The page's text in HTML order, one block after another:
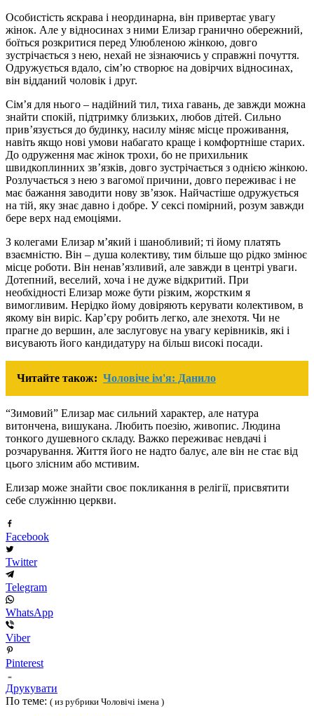
Особистість яскрава і неординарна, він привертає увагу
жінок. Але у відносинах з ними Елизар гранично обережний,
боїться розкритися перед Улюбленою жінкою, довго
зустрічається з нею, нехай не зізнаючись у справжні почуття.
Одружується вдало, сім’ю створює на довірчих відносинах,
він відданий чоловік і друг.
Сім’я для нього – надійний тил, тиха гавань, де завжди можна
знайти спокій, підтримку близьких, любов дітей. Сильно
прив’язується до будинку, насилу міняє місце проживання,
навіть якщо нові умови набагато краще і комфортніше старих.
До одруження має жінок трохи, бо не прихильник
швидкоплинних зв’язків, довго зустрічається з однією жінкою.
Розлучається з нею з вагомої причини, довго переживає і не
має бажання заводити нову зв’язок. Найчастіше одружується
на тій, яку знає давно і добре. У сексі помірний, розум завжди
бере верх над емоціями.
З колегами Елизар м’який і шанобливий; ті йому платять
взаємністю. Він – душа колективу, тим більше що рідко змінює
місце роботи. Він ненав’язливий, але завжди в центрі уваги.
Дотепний, веселий, хоча і не дуже відкритий. При
необхідності Елизар може бути різким, жорстким я
вимогливим. Нерідко йому довіряють керувати колективом, в
якому він виріс. Кар’єру робить легко, але знехотя. Чи не
прагне до вершин, але заслуговує на увагу керівників, які і
висувають його кандидатуру на більш високі посади.
Читайте також: Чоловіче ім'я: Данило
“Зимовий” Елизар має сильний характер, але натура
витончена, вишукана. Любить поезію, живопис. Людина
тонкого душевного складу. Важко переживає невдачі і
розчарування. Життя його не надто балує, але він не стає від
цього злісним або мстивим.
Елизар може знайти своє покликання в релігії, присвятити
себе служінню церкви.
Facebook
Twitter
Telegram
WhatsApp
Viber
Pinterest
Друкувати
По теме: ( из рубрики Чоловічі імена )